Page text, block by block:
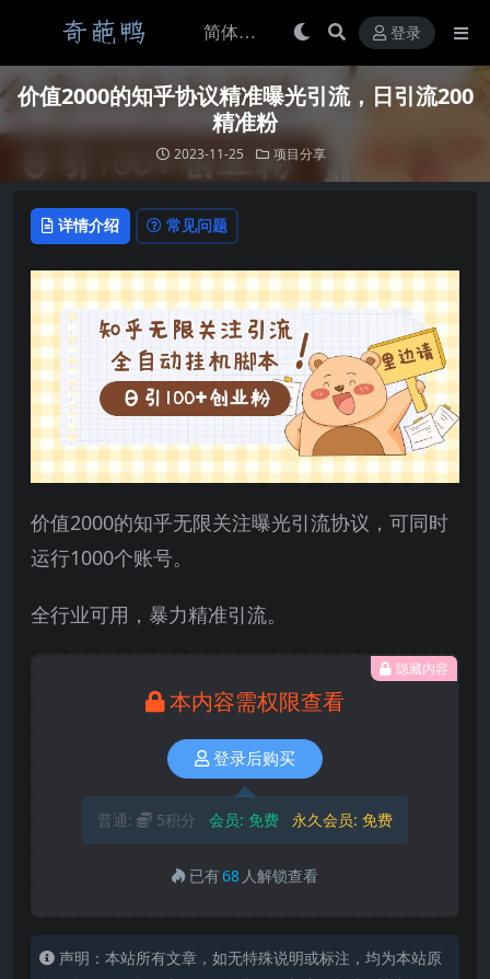
登录
价值2000的知乎协议精准曝光引流，日引流200
精准粉
2023-11-25 项目分享
详情介绍 常见问题
价值2000的知乎无限关注曝光引流协议，可同时
运行1000个账号。
全行业可用，暴力精准引流。
隐藏内容
本内容需权限查看
登录后购买
普通: 5积分 会员: 免费 永久会员: 免费
已有68 人解锁查看
声明：本站所有文章，如无特殊说明或标注，均为本站原